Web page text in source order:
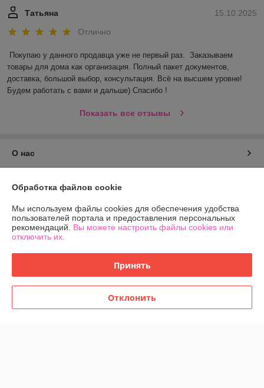
15.10.2025
Татьяна
Отлично
Покупаю у данного продавца уже не первый раз.  Заказываем
товары для дома как организация. Полный пакет документов,
доставка, большой выбор, консультация. Всё на высшем уровне!
Будем работать с вами и дальше) Спасибо !
Показать все отзывы
О нас
Доставка и оплата
График работы
Обработка файлов cookie
Мы используем файлы cookies для обеспечения удобства
пользователей портала и предоставления персональных
рекомендаций. Вы можете настроить файлы cookies или
отключить их.
Принять
Отклонить